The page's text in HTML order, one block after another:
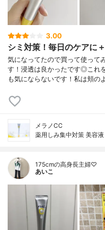
3.00
シミ対策！毎日のケアに
気になってたので買って使って
す！浸透は良かったです◎これ
も気にならないです！私は頬の
メラノCC
薬用しみ集中対策 美容液
175cmの高身長主婦♡
あいこ